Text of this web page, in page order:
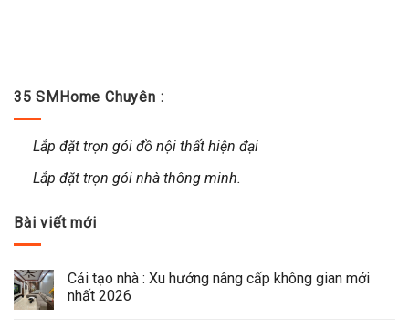
35 SMHome Chuyên :
Lắp đặt trọn gói đồ nội thất hiện đại
Lắp đặt trọn gói nhà thông minh.
Bài viết mới
Cải tạo nhà : Xu hướng nâng cấp không gian mới
nhất 2026